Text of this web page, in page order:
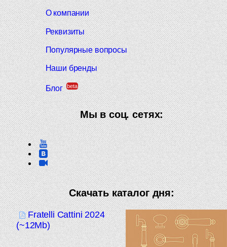
О компании
Реквизиты
Популярные вопросы
Наши бренды
Блог beta
Мы в соц. сетях:
Скачать каталог дня:
Fratelli Cattini 2024
(~12Mb)